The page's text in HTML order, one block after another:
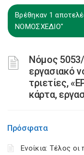
Βρέθηκαν 1
ΝΟΜΟΣΧΕΔΙΟ"
Νόμος
εργασιακό
τριετίες,
κάρτα,
Πρόσφατα
Ενοίκια: Τέλος